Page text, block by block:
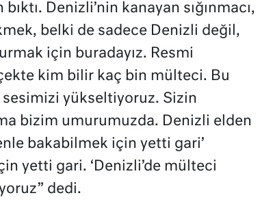
Denizli’nin kanayan sığınmacı,
belki de sadece Denizli değil,
için buradayız. Resmi
kim bilir kaç bin mülteci. Bu
yükseltiyoruz. Sizin
bizim umurumuzda. Denizli elden
bakabilmek için yetti gari’
yetti gari. ‘Denizli’de mülteci
dedi.